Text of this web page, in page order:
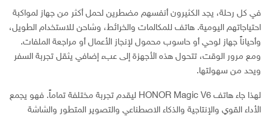
في كل رحلة، يجد الكثيرون أنفسهم مضطرين لحمل أكثر من جهاز لمواكبة
احتياجاتهم اليومية. هاتف للمكالمات والخرائط، وشاحن للاستخدام الطويل،
وأحياناً جهاز لوحي أو حاسوب محمول لإنجاز الأعمال أو مراجعة الملفات.
ومع مرور الوقت، تتحول هذه الأجهزة إلى عبء إضافي يثقل تجربة السفر
ويحد من سهولتها.
لهذا جاء هاتف HONOR Magic V6 ليقدم تجربة مختلفة تماماً. فهو يجمع
الأداء القوي والإنتاجية والذكاء الاصطناعي والتصوير المتطور والشاشة